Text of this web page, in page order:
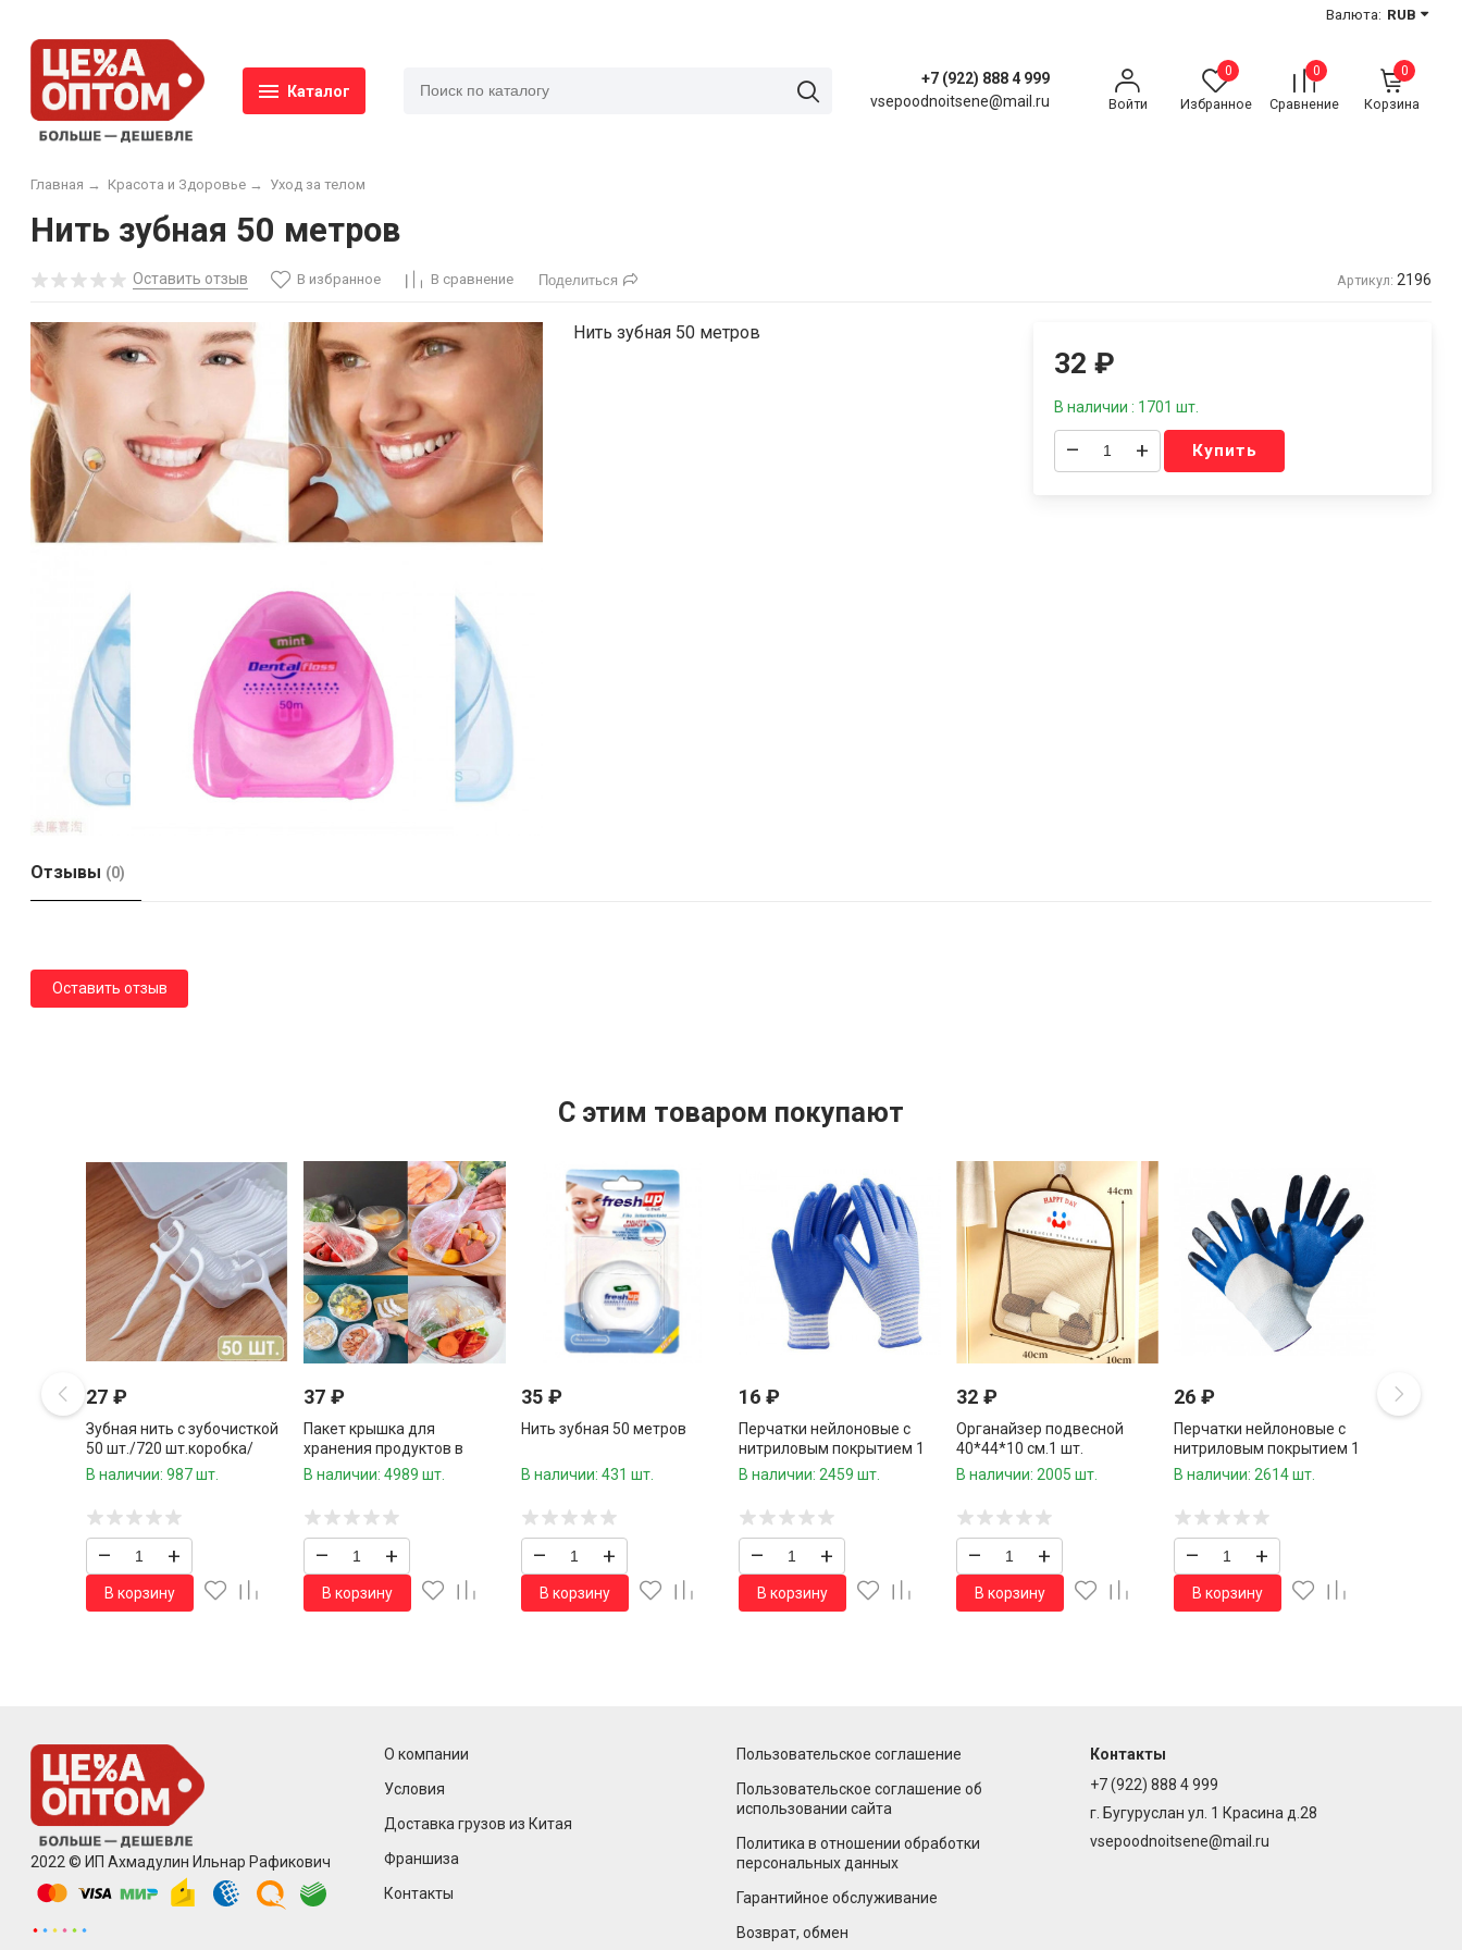
Валюта: RUB
Каталог
+7 (922) 888 4 999
vsepoodnoitsene@mail.ru
Войти
0
Избранное
0
Сравнение
0
Корзина
Главная → Красота и Здоровье → Уход за телом
Нить зубная 50 метров
Оставить отзыв В избранное В сравнение Поделиться Артикул: 2196
Нить зубная 50 метров
32₽
В наличии : 1701 шт.
– + Купить
Отзывы (0)
Оставить отзыв
C этим товаром покупают
27 ₽
Зубная нить с зубочисткой
50 шт./720 шт.коробка/
В наличии: 987 шт.
– +
В корзину
37 ₽
Пакет крышка для
хранения продуктов в
сумочке 100 шт.39 см./600
В наличии: 4989 шт.
– +
В корзину
35 ₽
Нить зубная 50 метров
В наличии: 431 шт.
– +
В корзину
16 ₽
Перчатки нейлоновые с
нитриловым покрытием 1
пара /960 шт.коробка/
В наличии: 2459 шт.
– +
В корзину
32 ₽
Органайзер подвесной
40*44*10 см.1 шт.
В наличии: 2005 шт.
– +
В корзину
26 ₽
Перчатки нейлоновые с
нитриловым покрытием 1
пара
В наличии: 2614 шт.
– +
В корзину
2022 © ИП Ахмадулин Ильнар Рафикович
О компании
Условия
Доставка грузов из Китая
Франшиза
Контакты
Пользовательское соглашение
Пользовательское соглашение об
использовании сайта
Политика в отношении обработки
персональных данных
Гарантийное обслуживание
Возврат, обмен
Контакты
+7 (922) 888 4 999
г. Бугуруслан ул. 1 Красина д.28
vsepoodnoitsene@mail.ru